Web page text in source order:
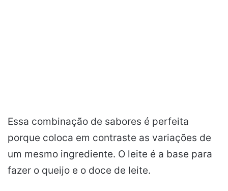
Essa combinação de sabores é perfeita
porque coloca em contraste as variações de
um mesmo ingrediente. O leite é a base para
fazer o queijo e o doce de leite.